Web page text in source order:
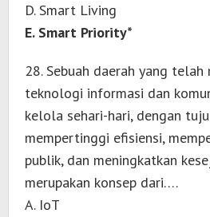
D. Smart Living
E. Smart Priority*
28. Sebuah daerah yang
teknologi informasi dan
kelola sehari-hari, dengan
mempertinggi efisiensi,
publik, dan meningkatkan
merupakan konsep dari….
A. IoT